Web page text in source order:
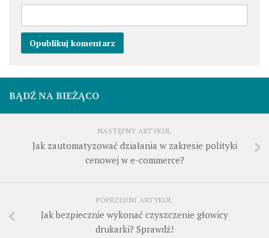
BĄDŹ NA BIEŻĄCO
NASTĘPNY ARTYKUŁ
Jak zautomatyzować działania w zakresie polityki
cenowej w e-commerce?
POPRZEDNI ARTYKUŁ
Jak bezpiecznie wykonać czyszczenie głowicy
drukarki? Sprawdź!